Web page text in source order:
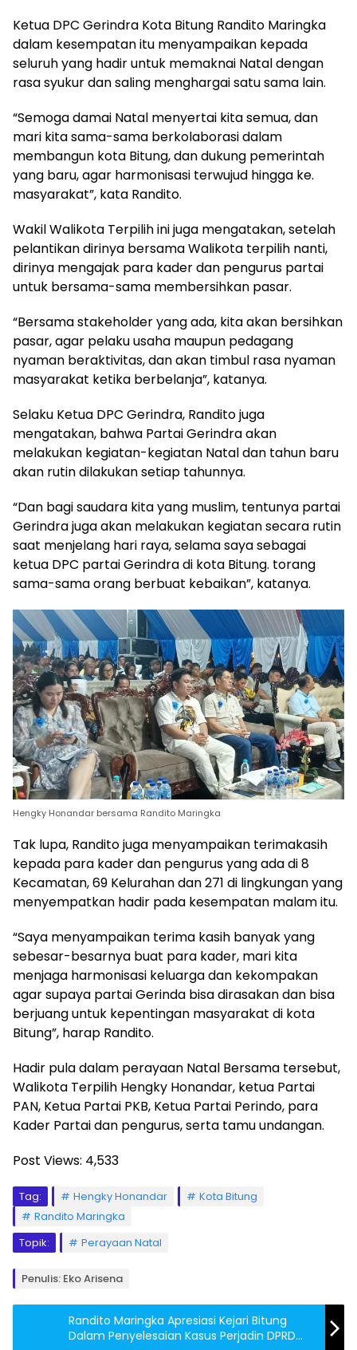
Ketua DPC Gerindra Kota Bitung Randito Maringka
dalam kesempatan itu menyampaikan kepada
seluruh yang hadir untuk memaknai Natal dengan
rasa syukur dan saling menghargai satu sama lain.
“Semoga damai Natal menyertai kita semua, dan
mari kita sama-sama berkolaborasi dalam
membangun kota Bitung, dan dukung pemerintah
yang baru, agar harmonisasi terwujud hingga ke.
masyarakat”, kata Randito.
Wakil Walikota Terpilih ini juga mengatakan, setelah
pelantikan dirinya bersama Walikota terpilih nanti,
dirinya mengajak para kader dan pengurus partai
untuk bersama-sama membersihkan pasar.
“Bersama stakeholder yang ada, kita akan bersihkan
pasar, agar pelaku usaha maupun pedagang
nyaman beraktivitas, dan akan timbul rasa nyaman
masyarakat ketika berbelanja”, katanya.
Selaku Ketua DPC Gerindra, Randito juga
mengatakan, bahwa Partai Gerindra akan
melakukan kegiatan-kegiatan Natal dan tahun baru
akan rutin dilakukan setiap tahunnya.
“Dan bagi saudara kita yang muslim, tentunya partai
Gerindra juga akan melakukan kegiatan secara rutin
saat menjelang hari raya, selama saya sebagai
ketua DPC partai Gerindra di kota Bitung. torang
sama-sama orang berbuat kebaikan”, katanya.
Hengky Honandar bersama Randito Maringka
Tak lupa, Randito juga menyampaikan terimakasih
kepada para kader dan pengurus yang ada di 8
Kecamatan, 69 Kelurahan dan 271 di lingkungan yang
menyempatkan hadir pada kesempatan malam itu.
“Saya menyampaikan terima kasih banyak yang
sebesar-besarnya buat para kader, mari kita
menjaga harmonisasi keluarga dan kekompakan
agar supaya partai Gerinda bisa dirasakan dan bisa
berjuang untuk kepentingan masyarakat di kota
Bitung”, harap Randito.
Hadir pula dalam perayaan Natal Bersama tersebut,
Walikota Terpilih Hengky Honandar, ketua Partai
PAN, Ketua Partai PKB, Ketua Partai Perindo, para
Kader Partai dan pengurus, serta tamu undangan.
Post Views: 4,533
Tag: Hengky Honandar
Kota Bitung
Randito Maringka
Topik:
Perayaan Natal
Penulis: Eko Arisena
Randito Maringka Apresiasi Kejari Bitung
Dalam Penyelesaian Kasus Perjadin DPRD